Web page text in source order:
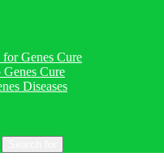
Genes Cure
Cure
Diseases